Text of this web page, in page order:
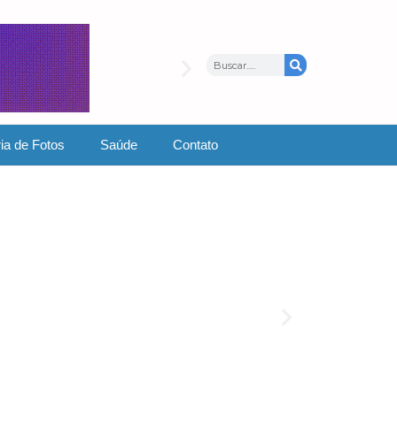
de Fotos Saúde Contato